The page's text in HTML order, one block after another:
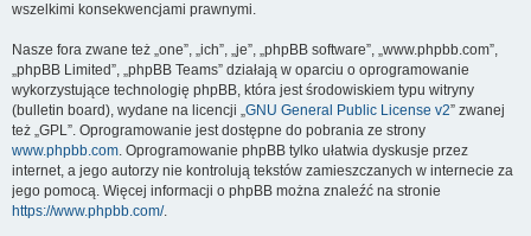
wszelkimi konsekwencjami prawnymi.
Nasze fora zwane też „one”, „ich”, „je”, „phpBB software”, „www.phpbb.com”,
„phpBB Limited”, „phpBB Teams” działają w oparciu o oprogramowanie
wykorzystujące technologię phpBB, która jest środowiskiem typu witryny
(bulletin board), wydane na licencji „GNU General Public License v2” zwanej
też „GPL”. Oprogramowanie jest dostępne do pobrania ze strony
www.phpbb.com. Oprogramowanie phpBB tylko ułatwia dyskusje przez
internet, a jego autorzy nie kontrolują tekstów zamieszczanych w internecie za
jego pomocą. Więcej informacji o phpBB można znaleźć na stronie
https://www.phpbb.com/.